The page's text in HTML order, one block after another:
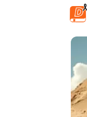
ข้ามไปยังเนื้อหาหลัก